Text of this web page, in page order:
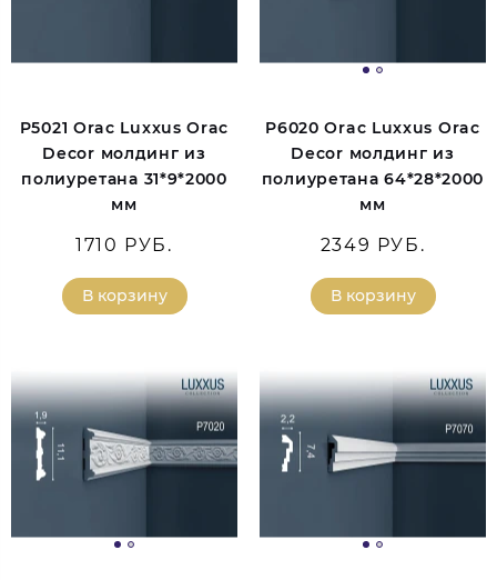
P5021 Orac Luxxus Orac
Decor молдинг из
полиуретана 31*9*2000
мм
1710 РУБ.
В корзину
P6020 Orac Luxxus Orac
Decor молдинг из
полиуретана 64*28*2000
мм
2349 РУБ.
В корзину